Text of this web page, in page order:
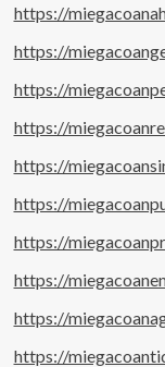
https://
https://
https://
https://
https://
https://
https://
https://
https://
https://